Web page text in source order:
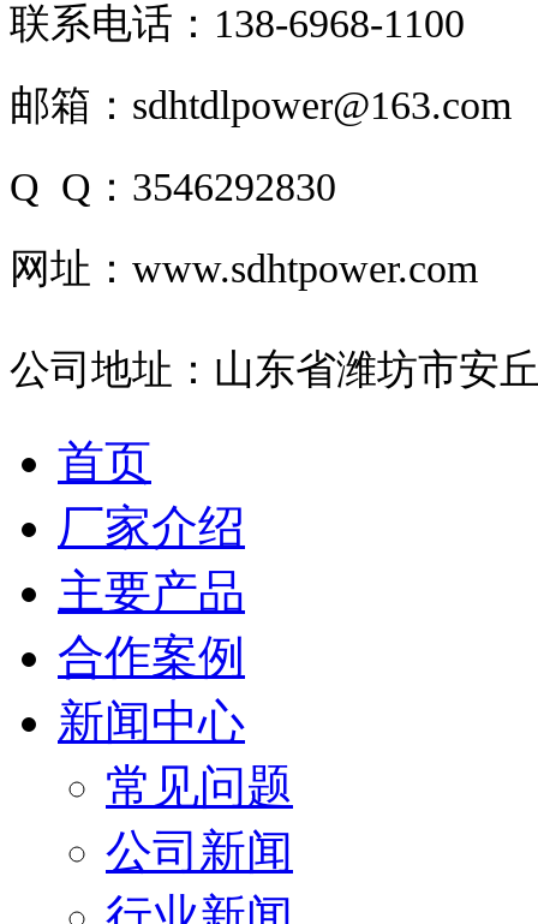
联系电话： 138-6968-1100
邮箱： sdhtdlpower@163.com
Q Q：3546292830
网址：www.sdhtpower.com
公司地址：山东省潍坊市安
首页
厂家介绍
主要产品
合作案例
新闻中心
常见问题
公司新闻